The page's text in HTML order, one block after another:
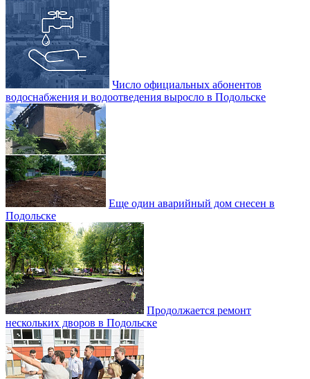
Число официальных абонентов
водоснабжения и водоотведения выросло в Подольске
Еще один аварийный дом снесен в
Подольске
Продолжается ремонт
нескольких дворов в Подольске